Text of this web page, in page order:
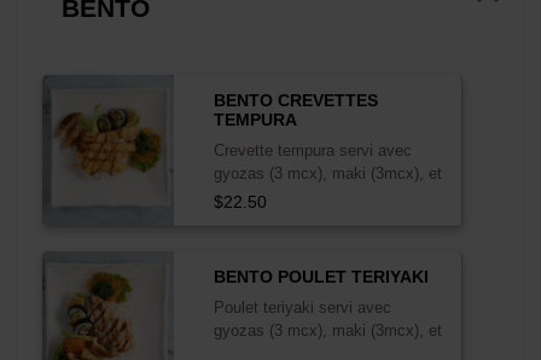
mayo
BENTO
BENTO CREVETTES
TEMPURA
Crevette tempura servi avec
gyozas (3 mcx), maki (3mcx), et
salade d'algues.
$22.50
BENTO POULET TERIYAKI
Poulet teriyaki servi avec
gyozas (3 mcx), maki (3mcx), et